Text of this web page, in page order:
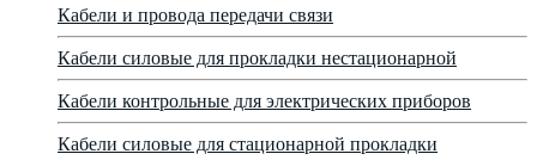
Кабели и провода передачи связи
Кабели силовые для прокладки нестационарной
Кабели контрольные для электрических приборов
Кабели силовые для стационарной прокладки